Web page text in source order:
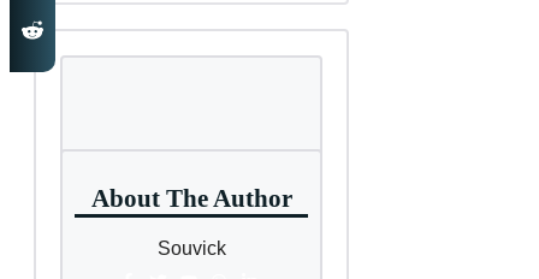
About The Author
Souvick